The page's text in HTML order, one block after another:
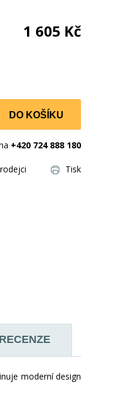
1 605 Kč
DO KOŠÍKU
+420 724 888 180
Tisk
RECENZE
moderní design